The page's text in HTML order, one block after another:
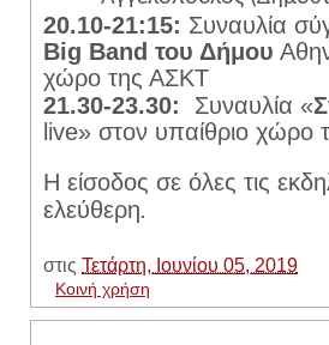
20.10-21:15: Συναυλία
Big Band του Δήμου
χώρο της ΑΣΚΤ
21.30-23.30:
Συναυλία «
live» στον υπαίθριο χώρο
Η είσοδος σε όλες τις
ελεύθερη.
στις Τετάρτη, Ιουνίου 05, 2019
Κοινή χρήση